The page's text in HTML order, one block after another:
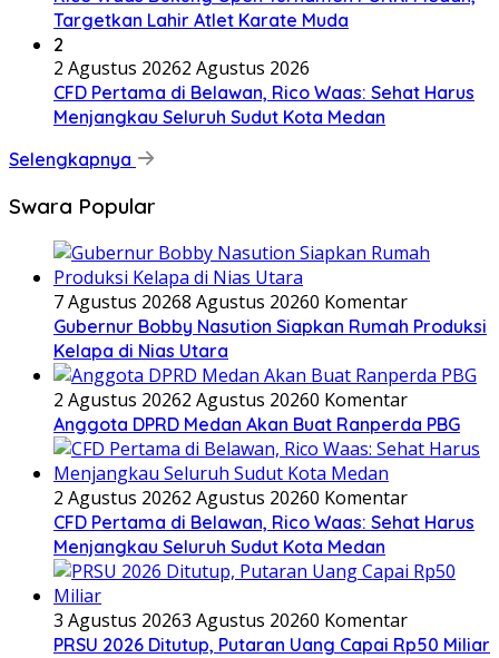
Targetkan Lahir Atlet Karate Muda
2
2 Agustus 20262 Agustus 2026
CFD Pertama di Belawan, Rico Waas: Sehat Harus
Menjangkau Seluruh Sudut Kota Medan
Selengkapnya
Swara Popular
7 Agustus 20268 Agustus 20260 Komentar
Gubernur Bobby Nasution Siapkan Rumah Produksi
Kelapa di Nias Utara
2 Agustus 20262 Agustus 20260 Komentar
Anggota DPRD Medan Akan Buat Ranperda PBG
2 Agustus 20262 Agustus 20260 Komentar
CFD Pertama di Belawan, Rico Waas: Sehat Harus
Menjangkau Seluruh Sudut Kota Medan
3 Agustus 20263 Agustus 20260 Komentar
PRSU 2026 Ditutup, Putaran Uang Capai Rp50 Miliar